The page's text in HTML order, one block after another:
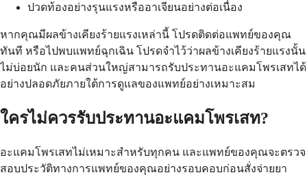
ปวดท้องอย่างรุนแรงหรืออาเจียนอย่างต่อเนื่อง
หากคุณมีผลข้างเคียงร้ายแรงเหล่านี้ โปรดติดต่อแพทย์ของคุณ
ทันที หรือไปพบแพทย์ฉุกเฉิน โปรดจำไว้ว่าผลข้างเคียงร้ายแรงนั้น
ไม่บ่อยนัก และคนส่วนใหญ่สามารถรับประทานอะแคมโพรเสทได้
อย่างปลอดภัยภายใต้การดูแลของแพทย์อย่างเหมาะสม
ใครไม่ควรรับประทานอะแคมโพรเสท?
อะแคมโพรเสทไม่เหมาะสำหรับทุกคน และแพทย์ของคุณจะตรวจ
สอบประวัติทางการแพทย์ของคุณอย่างรอบคอบก่อนสั่งจ่ายยา